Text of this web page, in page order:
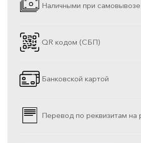
Наличными при самовывозе
QR кодом (СБП)
Банковской картой
Перевод по реквизитам на